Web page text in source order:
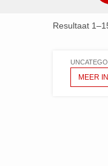
Resultaat
MEER